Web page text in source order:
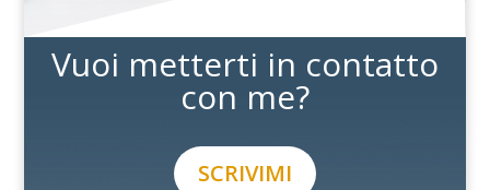
Vuoi metterti in contatto
con me?
SCRIVIMI